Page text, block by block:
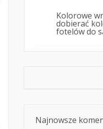
Kolorowe
dobierać
fotelów do
Najnowsze